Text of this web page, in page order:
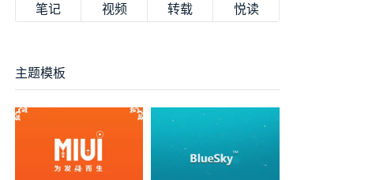
笔记
视频 转载 悦读
主题模板